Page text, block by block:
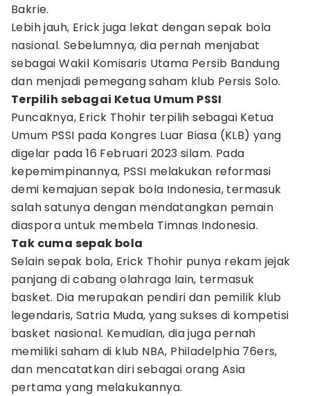
Bakrie.
Lebih jauh, Erick juga lekat dengan sepak bola
nasional. Sebelumnya, dia pernah menjabat
sebagai Wakil Komisaris Utama Persib Bandung
dan menjadi pemegang saham klub Persis Solo.
Terpilih sebagai Ketua Umum PSSI
Puncaknya, Erick Thohir terpilih sebagai Ketua
Umum PSSI pada Kongres Luar Biasa (KLB) yang
digelar pada 16 Februari 2023 silam. Pada
kepemimpinannya, PSSI melakukan reformasi
demi kemajuan sepak bola Indonesia, termasuk
salah satunya dengan mendatangkan pemain
diaspora untuk membela Timnas Indonesia.
Tak cuma sepak bola
Selain sepak bola, Erick Thohir punya rekam jejak
panjang di cabang olahraga lain, termasuk
basket. Dia merupakan pendiri dan pemilik klub
legendaris, Satria Muda, yang sukses di kompetisi
basket nasional. Kemudian, dia juga pernah
memiliki saham di klub NBA, Philadelphia 76ers,
dan mencatatkan diri sebagai orang Asia
pertama yang melakukannya.